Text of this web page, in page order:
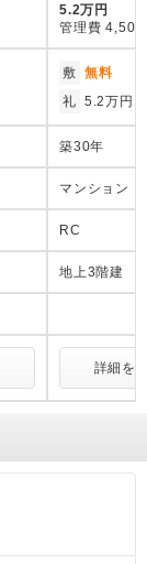
5.2万円
管理費 4,500
敷 無料
礼 5.2万円
築30年
マンション
RC
地上3階建
詳細を